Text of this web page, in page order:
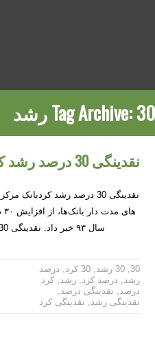
Tag Archive:30 رشد
نقدینگی 30 درصد رشد کرد
30
,30 رشد ,30 کرد , درصد
رشد, درصد کرد,رشد,کرد
درصد, نقدینگی درصد,
نقدینگی رشد, نقدینگی کرد